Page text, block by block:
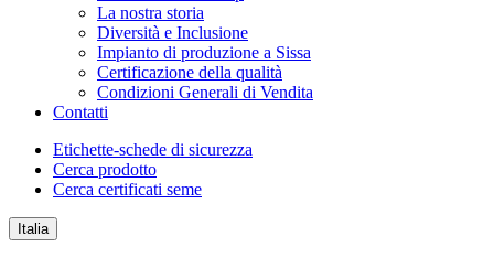
La nostra storia
Diversità e Inclusione
Impianto di produzione a Sissa
Certificazione della qualità
Condizioni Generali di Vendita
Contatti
Etichette-schede di sicurezza
Cerca prodotto
Cerca certificati seme
Italia